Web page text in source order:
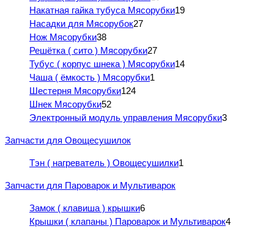
Накатная гайка тубуса Мясорубки19
Насадки для Мясорубок27
Нож Мясорубки38
Решётка ( сито ) Мясорубки27
Тубус ( корпус шнека ) Мясорубки14
Чаша ( ёмкость ) Мясорубки1
Шестерня Мясорубки124
Шнек Мясорубки52
Электронный модуль управления Мясорубки3
Запчасти для Овощесушилок
Тэн ( нагреватель ) Овощесушилки1
Запчасти для Пароварок и Мультиварок
Замок ( клавиша ) крышки6
Крышки ( клапаны ) Пароварок и Мультиварок4